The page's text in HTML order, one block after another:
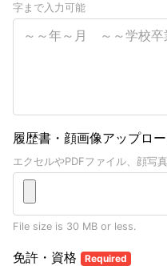
字まで入力可能
履歴書・顔画像アップロ
エクセルやPDFファイル、顔写
File size is 30 MB or less.
免許・資格 Required